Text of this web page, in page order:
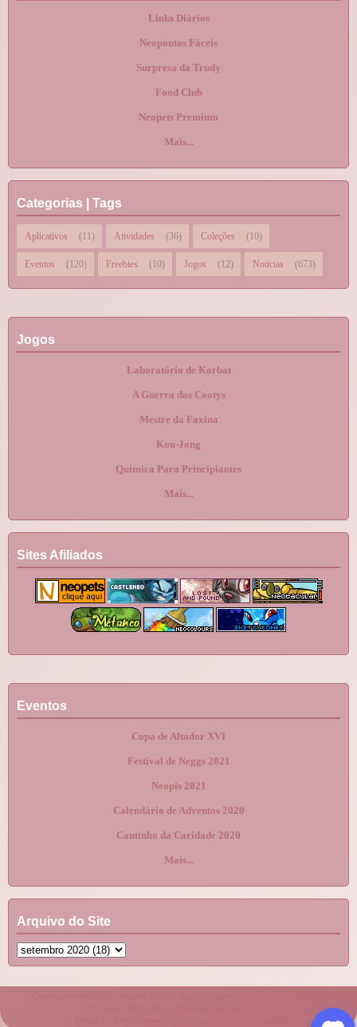
Links Diários
Neopontos Fáceis
Surpresa da Trudy
Food Club
Neopets Premium
Mais...
Categorias | Tags
Aplicativos (11) Atividades (36) Coleções (10)
Eventos (120) Freebies (10) Jogos (12) Notícias (673)
Jogos
Laboratório de Korbat
A Guerra dos Cootys
Mestre da Faxina
Kou-Jong
Química Para Principiantes
Mais...
Sites Afiliados
Eventos
Copa de Altador XVI
Festival de Neggs 2021
Neopis 2021
Calendário de Adventos 2020
Cantinho da Caridade 2020
Mais...
Arquivo do Site